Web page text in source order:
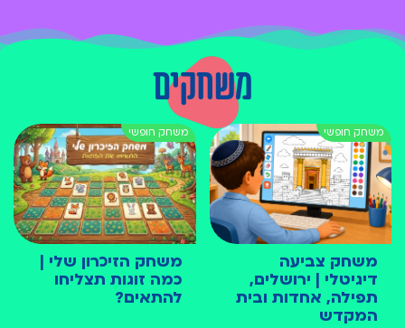
משחקים
משחק צביעה
דיגיטלי | ירושלים,
תפילה, אחדות ובית
המקדש
משחק הזיכרון שלי |
כמה זוגות תצליחו
להתאים?